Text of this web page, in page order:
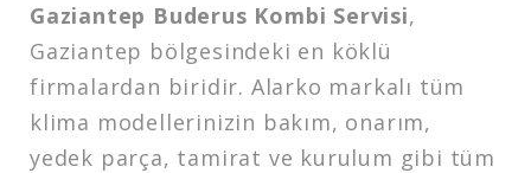
Gaziantep Buderus Kombi Servisi,
Gaziantep bölgesindeki en köklü
firmalardan biridir. Alarko markalı tüm
klima modellerinizin bakım, onarım,
yedek parça, tamirat ve kurulum gibi tüm